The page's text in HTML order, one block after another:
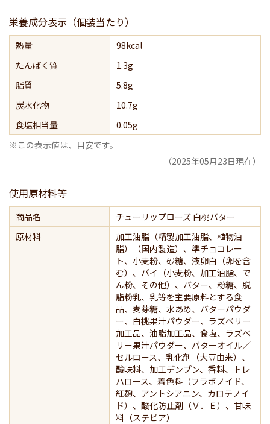
栄養成分表示（個装当たり）
熱量
98kcal
たんぱく質
1.3g
脂質
5.8g
炭水化物
10.7g
食塩相当量
0.05g
※この表示値は、目安です。
（2025年05月23日現在）
使用原材料等
商品名
チューリップローズ 白桃バター
原材料
加工油脂（精製加工油脂、植物油
脂）（国内製造）、準チョコレー
ト、小麦粉、砂糖、液卵白（卵を含
む）、パイ（小麦粉、加工油脂、で
ん粉、その他）、バター、粉糖、脱
脂粉乳、乳等を主要原料とする食
品、麦芽糖、水あめ、バターパウダ
ー、白桃果汁パウダー、ラズベリー
加工品、油脂加工品、食塩、ラズベ
リー果汁パウダー、バターオイル／
セルロース、乳化剤（大豆由来）、
酸味料、加工デンプン、香料、トレ
ハロース、着色料（フラボノイド、
紅麹、アントシアニン、カロテノイ
ド）、酸化防止剤（Ｖ．Ｅ）、甘味
料（ステビア）